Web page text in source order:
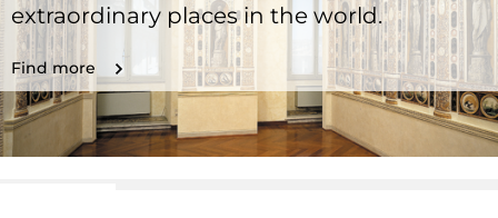
extraordinary places in the world.
Find more